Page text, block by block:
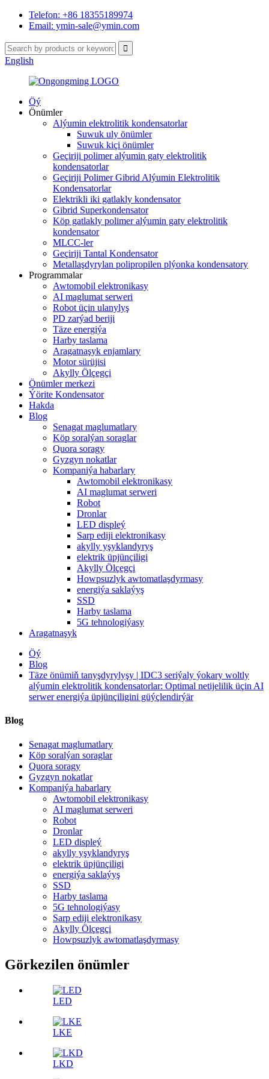
Telefon: +86 18355189974
Email: ymin-sale@ymin.com
English
Öý
Önümler
Alýumin elektrolitik kondensatorlar
Suwuk uly önümler
Suwuk kiçi önümler
Geçiriji polimer alýumin gaty elektrolitik
kondensatorlar
Geçiriji Polimer Gibrid Alýumin Elektrolitik
Kondensatorlar
Elektrikli iki gatlakly kondensator
Gibrid Superkondensator
Köp gatlakly polimer alýumin gaty elektrolitik
kondensator
MLCC-ler
Geçiriji Tantal Kondensator
Metallaşdyrylan polipropilen plýonka kondensatory
Programmalar
Awtomobil elektronikasy
AI maglumat serweri
Robot üçin ulanylyş
PD zarýad beriji
Täze energiýa
Harby taslama
Aragatnaşyk enjamlary
Motor sürüjisi
Akylly Ölçegçi
Önümler merkezi
Ýörite Kondensator
Hakda
Blog
Senagat maglumatlary
Köp soralýan soraglar
Quora soragy
Gyzgyn nokatlar
Kompaniýa habarlary
Awtomobil elektronikasy
AI maglumat serweri
Robot
Dronlar
LED displeý
Sarp ediji elektronikasy
akylly yşyklandyryş
elektrik üpjünçiligi
Akylly Ölçegçi
Howpsuzlyk awtomatlaşdyrmasy
energiýa saklaýyş
SSD
Harby taslama
5G tehnologiýasy
Aragatnaşyk
Öý
Blog
Täze önümiň tanyşdyrylyşy | IDC3 seriýaly ýokary woltly
alýumin elektrolitik kondensatorlar: Optimal netijelilik üçin AI
serwer energiýa üpjünçiligini güýçlendirýär
Blog
Senagat maglumatlary
Köp soralýan soraglar
Quora soragy
Gyzgyn nokatlar
Kompaniýa habarlary
Awtomobil elektronikasy
AI maglumat serweri
Robot
Dronlar
LED displeý
akylly yşyklandyryş
elektrik üpjünçiligi
energiýa saklaýyş
SSD
Harby taslama
5G tehnologiýasy
Sarp ediji elektronikasy
Akylly Ölçegçi
Howpsuzlyk awtomatlaşdyrmasy
Görkezilen önümler
LED
LKE
LKD